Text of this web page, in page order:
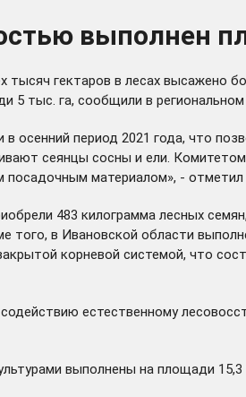
выполнен
гектаров в лесах высажено
тыс. га, сообщили в региональном
осенний период 2021 года, что
сеянцы сосны и ели.
материалом», -
483 килограмма лесных
того, в Ивановской области
корневой системой, что
естественному
выполнены на площади